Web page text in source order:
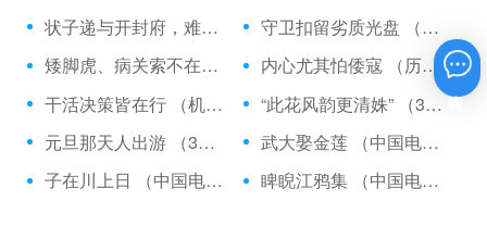
人民警察，她总有做不完的事情。
状子递与开封府，难忍怒气心中生 （5字口语）
守卫扣留劣质光盘 （5字常言）
矮脚虎、病关索不在，智多星、行者前往此处 （七字俗语）
内心尤其怕倭寇 （历法用语一卷帘）
干活决策皆在行 （机构简称二）
“此花风韵更清姝” （3字手机品牌）
元旦那天人出游 （3字足球用语）
武大娶金莲 （中国电影名*含港台）
子在川上日 （中国电影名*含港台）
睥睨江鸦集 （中国电影名*含港台）